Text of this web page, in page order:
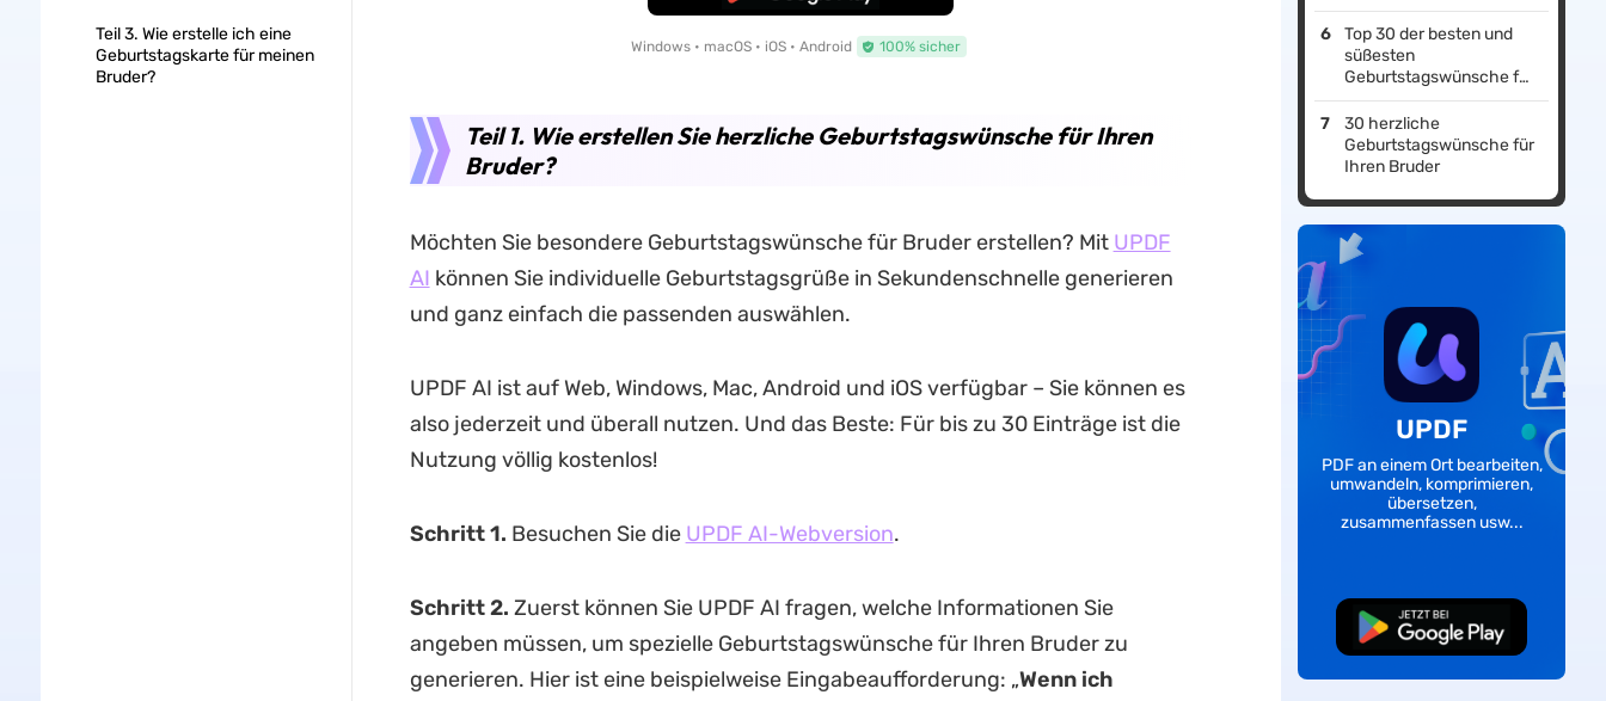
Teil 3. Wie erstelle ich eine
Geburtstagskarte für meinen
Bruder?
Windows • macOS • iOS • Android 100% sicher
Teil 1. Wie erstellen Sie herzliche Geburtstagswünsche für Ihren
Bruder?
Möchten Sie besondere Geburtstagswünsche für Bruder erstellen? Mit UPDF
AI können Sie individuelle Geburtstagsgrüße in Sekundenschnelle generieren
und ganz einfach die passenden auswählen.
UPDF AI ist auf Web, Windows, Mac, Android und iOS verfügbar – Sie können es
also jederzeit und überall nutzen. Und das Beste: Für bis zu 30 Einträge ist die
Nutzung völlig kostenlos!
Schritt 1. Besuchen Sie die UPDF AI-Webversion.
Schritt 2. Zuerst können Sie UPDF AI fragen, welche Informationen Sie
angeben müssen, um spezielle Geburtstagswünsche für Ihren Bruder zu
generieren. Hier ist eine beispielweise Eingabeaufforderung: „Wenn ich
Top 30 der besten und
süßesten
Geburtstagswünsche für
Freunde!
30 herzliche
Geburtstagswünsche für
Ihren Bruder
UPDF
PDF an einem Ort bearbeiten,
umwandeln, komprimieren,
übersetzen,
zusammenfassen usw...
Kostenloser
Download